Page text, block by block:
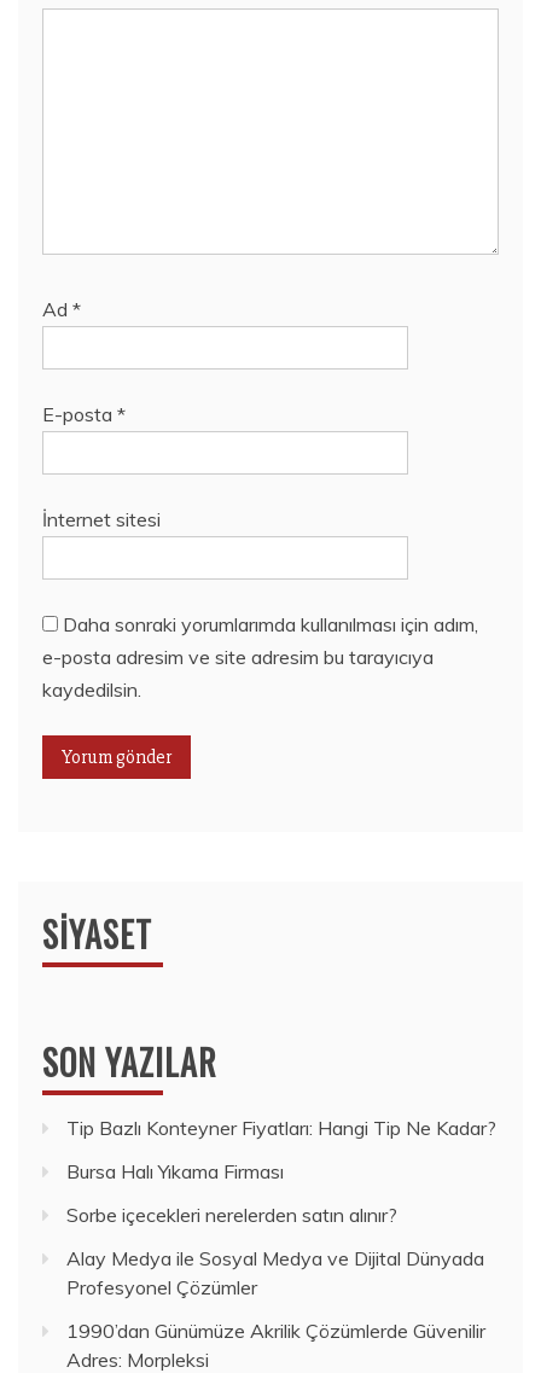
Ad *
E-posta *
İnternet sitesi
Daha sonraki yorumlarımda kullanılması için adım,
e-posta adresim ve site adresim bu tarayıcıya
kaydedilsin.
SIYASET
SON YAZILAR
Tip Bazlı Konteyner Fiyatları: Hangi Tip Ne Kadar?
Bursa Halı Yıkama Firması
Sorbe içecekleri nerelerden satın alınır?
Alay Medya ile Sosyal Medya ve Dijital Dünyada
Profesyonel Çözümler
1990’dan Günümüze Akrilik Çözümlerde Güvenilir
Adres: Morpleksi